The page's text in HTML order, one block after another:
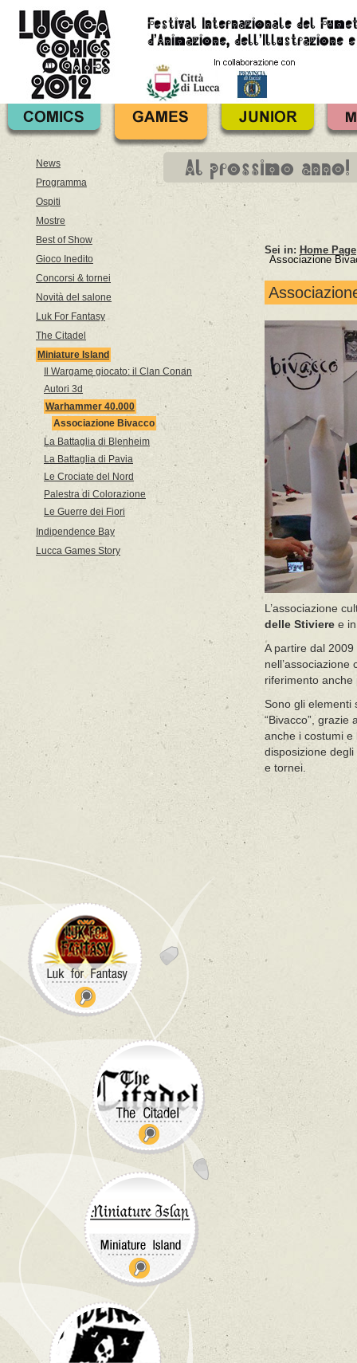
Al prossimo anno!
News
Programma
Ospiti
Mostre
Best of Show
Gioco Inedito
Concorsi & tornei
Novità del salone
Luk For Fantasy
The Citadel
Miniature Island
Il Wargame giocato: il Clan Conan
Autori 3d
Warhammer 40.000
Associazione Bivacco
La Battaglia di Blenheim
La Battaglia di Pavia
Le Crociate del Nord
Palestra di Colorazione
Le Guerre dei Fiori
Indipendence Bay
Lucca Games Story
Sei in: Home Page
Associazione
L’associazione
delle Stiviere e
A partire dal
nell’associazione
riferimento
Sono gli elementi
“Bivacco”, grazie
anche i costumi
disposizione degli
e tornei.